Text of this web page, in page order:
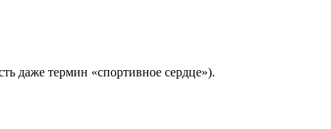
даже термин «спортивное сердце»).